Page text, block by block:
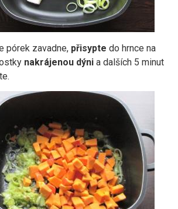
pórek zavadne, přisypte do hrnce na
nakrájenou dýni a dalších 5 minut